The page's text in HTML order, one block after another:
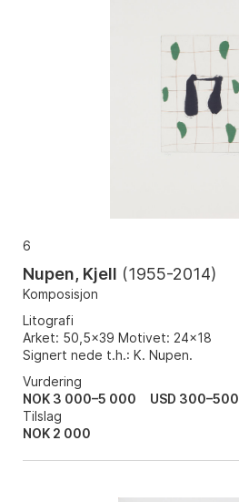
6
Nupen, Kjell (1955-2014)
Komposisjon
Litografi
Arket: 50,5x39 Motivet: 24x18
Signert nede t.h.: K. Nupen.
Vurdering
NOK 3 000–5 000
USD 300–500
Tilslag
NOK 2 000